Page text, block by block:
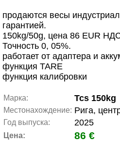
продаются весы
гарантией.
150kg/50g, цена 86 EUR
Точность 0, 05%.
работает от адаптера и
функция TARE
функция калибровки
Марка: Tcs 150kg
Местонахождение: Рига,
Год выпуска: 2025
Цена: 86 €